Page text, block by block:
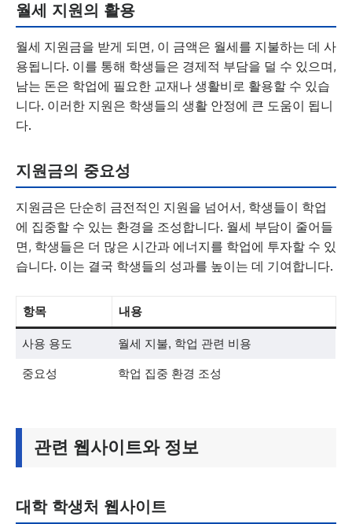
월세 지원의 활용
월세 지원금을 받게 되면, 이 금액은 월세를 지불하는 데 사
용됩니다. 이를 통해 학생들은 경제적 부담을 덜 수 있으며,
남는 돈은 학업에 필요한 교재나 생활비로 활용할 수 있습
니다. 이러한 지원은 학생들의 생활 안정에 큰 도움이 됩니
다.
지원금의 중요성
지원금은 단순히 금전적인 지원을 넘어서, 학생들이 학업
에 집중할 수 있는 환경을 조성합니다. 월세 부담이 줄어들
면, 학생들은 더 많은 시간과 에너지를 학업에 투자할 수 있
습니다. 이는 결국 학생들의 성과를 높이는 데 기여합니다.
항목 내용
사용 용도 월세 지불, 학업 관련 비용
중요성 학업 집중 환경 조성
관련 웹사이트와 정보
대학 학생처 웹사이트